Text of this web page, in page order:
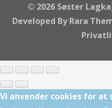
© 2026 Søster
Developed ByRara
Vi anvender cookies for at